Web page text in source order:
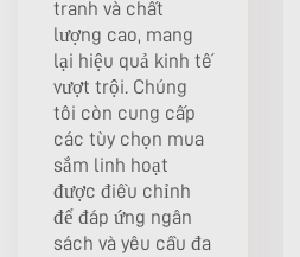
tranh và chất
lượng cao, mang
lại hiệu quả kinh tế
vượt trội. Chúng
tôi còn cung cấp
các tùy chọn mua
sắm linh hoạt
được điều chỉnh
để đáp ứng ngân
sách và yêu cầu đa